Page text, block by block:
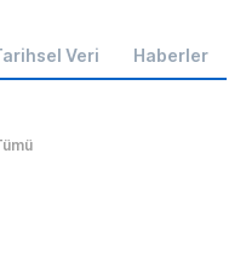
Veri Haberler